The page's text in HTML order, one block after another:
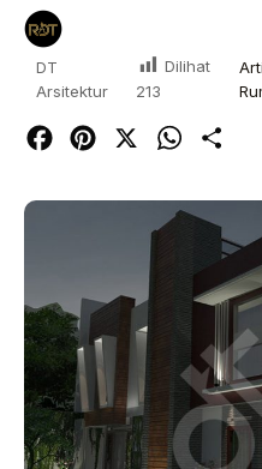
DT
Arsitektur
Dilihat
213
FacebookPinterest